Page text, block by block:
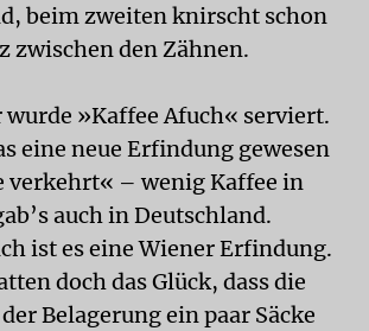
beim zweiten knirscht schon
zwischen den Zähnen.
wurde »Kaffee Afuch« serviert.
eine neue Erfindung gewesen
verkehrt« – wenig Kaffee in
auch in Deutschland.
ist es eine Wiener Erfindung.
doch das Glück, dass die
Belagerung ein paar Säcke